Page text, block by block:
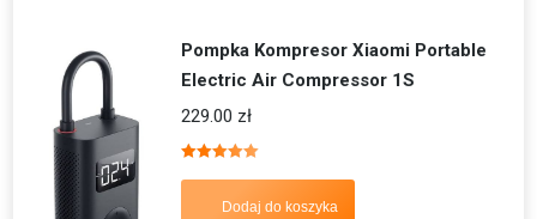
Pompka Kompresor Xiaomi Portable
Electric Air Compressor 1S
229.00 zł
5.00
Dodaj do koszyka